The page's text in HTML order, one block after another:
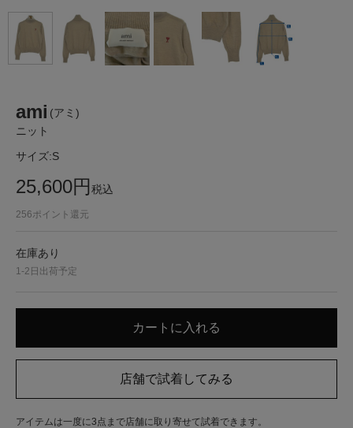
ami (アミ)
ニット
サイズ:S
25,600円税込
256ポイント還元
在庫あり
1-2日出荷予定
アイテムは一度に3点まで店舗に取り寄せて試着できます。